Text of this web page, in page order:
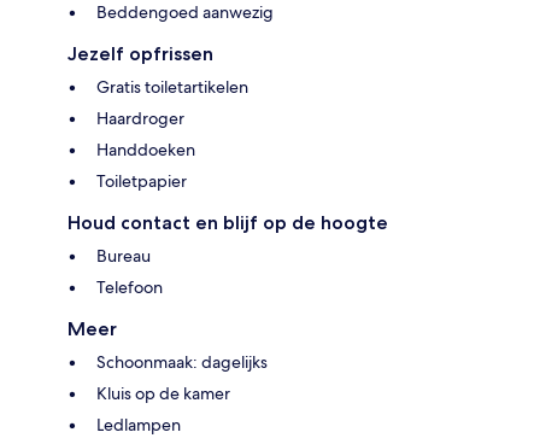
Beddengoed aanwezig
Jezelf opfrissen
Gratis toiletartikelen
Haardroger
Handdoeken
Toiletpapier
Houd contact en blijf op de hoogte
Bureau
Telefoon
Meer
Schoonmaak: dagelijks
Kluis op de kamer
Ledlampen